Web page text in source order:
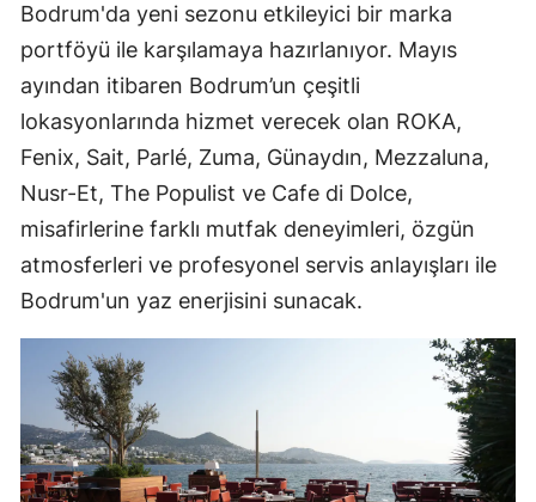
Bodrum'da yeni sezonu etkileyici bir marka
portföyü ile karşılamaya hazırlanıyor. Mayıs
ayından itibaren Bodrum’un çeşitli
lokasyonlarında hizmet verecek olan ROKA,
Fenix, Sait, Parlé, Zuma, Günaydın, Mezzaluna,
Nusr-Et, The Populist ve Cafe di Dolce,
misafirlerine farklı mutfak deneyimleri, özgün
atmosferleri ve profesyonel servis anlayışları ile
Bodrum'un yaz enerjisini sunacak.